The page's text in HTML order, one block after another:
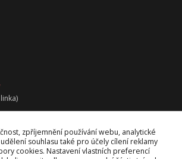
zpříjemnění používání webu, analytické
souhlasu také pro účely cílení reklamy
cookies. Nastavení vlastních preferencí